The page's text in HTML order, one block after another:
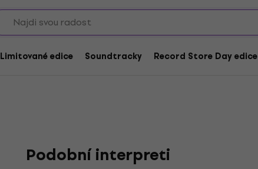
Limitované edice Soundtracky Record Store Day edice
Podobní interpreti